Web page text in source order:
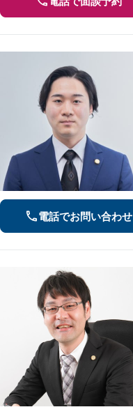
電話でお問い合わせ